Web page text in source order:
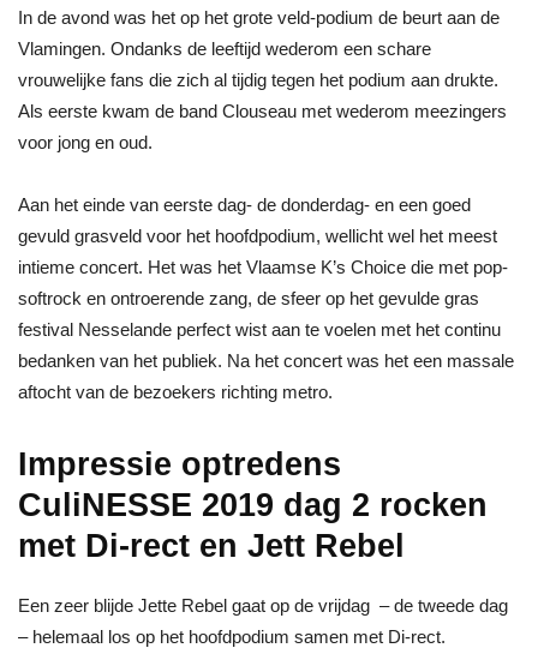
In de avond was het op het grote veld-podium de beurt aan de
Vlamingen. Ondanks de leeftijd wederom een schare
vrouwelijke fans die zich al tijdig tegen het podium aan drukte.
Als eerste kwam de band Clouseau met wederom meezingers
voor jong en oud.
Aan het einde van eerste dag- de donderdag- en een goed
gevuld grasveld voor het hoofdpodium, wellicht wel het meest
intieme concert. Het was het Vlaamse K’s Choice die met pop-
softrock en ontroerende zang, de sfeer op het gevulde gras
festival Nesselande perfect wist aan te voelen met het continu
bedanken van het publiek. Na het concert was het een massale
aftocht van de bezoekers richting metro.
Impressie optredens
CuliNESSE 2019 dag 2 rocken
met Di-rect en Jett Rebel
Een zeer blijde Jette Rebel gaat op de vrijdag – de tweede dag
– helemaal los op het hoofdpodium samen met Di-rect.